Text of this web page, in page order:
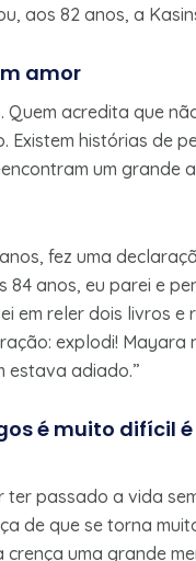
aos 82 anos, a
amor
acredita que
histórias de
um grande
fez uma
84 anos, eu parei e
em reler dois livros
explodi! Mayara
estava adiado.”
é muito difícil
passado a vida
de que se torna
uma grande